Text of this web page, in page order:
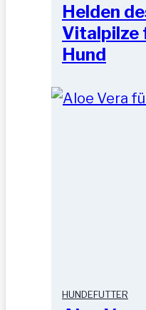
Helden
Vitalpilze
Hund
HUNDEFUTTER